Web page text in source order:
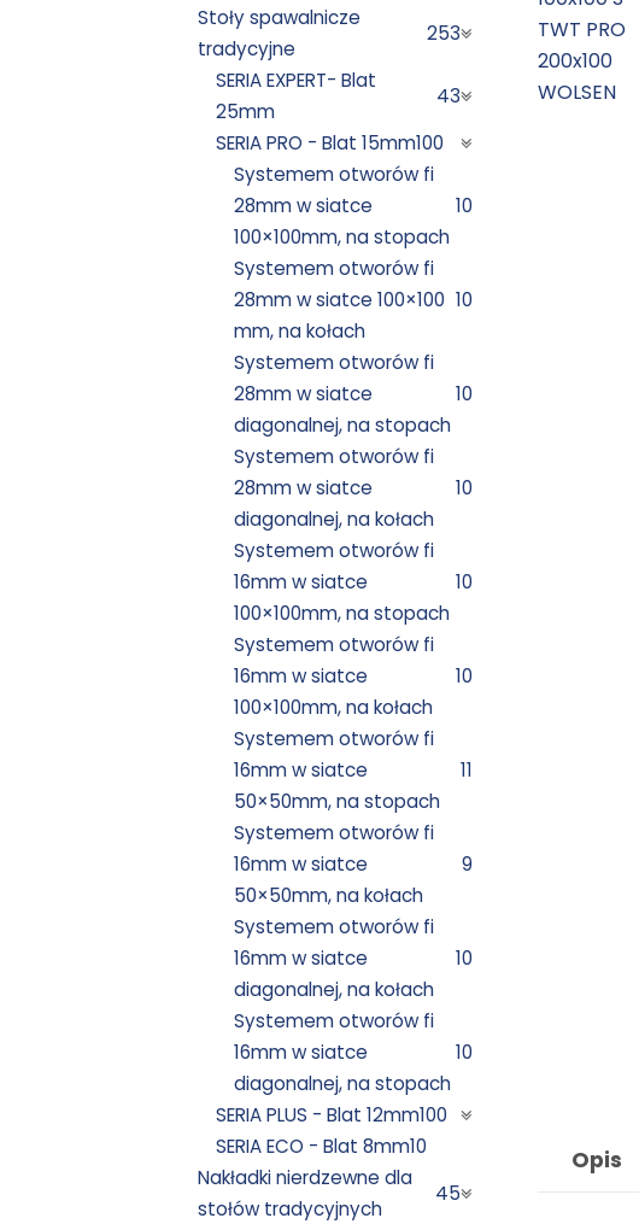
Opis
Stoły spawalnicze
tradycyjne
253
SERIA EXPERT- Blat
25mm
43
SERIA PRO - Blat 15mm100
Systemem otworów fi
28mm w siatce
100×100mm, na stopach
10
Systemem otworów fi
28mm w siatce 100×100
mm, na kołach
10
Systemem otworów fi
28mm w siatce
diagonalnej, na stopach
10
Systemem otworów fi
28mm w siatce
diagonalnej, na kołach
10
Systemem otworów fi
16mm w siatce
100×100mm, na stopach
10
Systemem otworów fi
16mm w siatce
100×100mm, na kołach
10
Systemem otworów fi
16mm w siatce
50×50mm, na stopach
11
Systemem otworów fi
16mm w siatce
50×50mm, na kołach
9
Systemem otworów fi
16mm w siatce
diagonalnej, na kołach
10
Systemem otworów fi
16mm w siatce
diagonalnej, na stopach
10
SERIA PLUS - Blat 12mm100
SERIA ECO - Blat 8mm10
Nakładki nierdzewne dla
stołów tradycyjnych
45